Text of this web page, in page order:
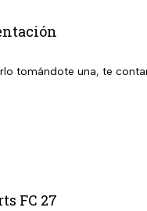
tomándote una, te
FC 27